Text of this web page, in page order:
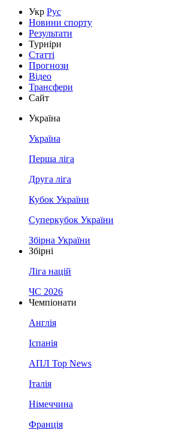
Укр Рус
Новини спорту
Результати
Турніри
Статті
Прогнози
Відео
Трансфери
Сайт
Україна
Україна
Перша ліга
Друга ліга
Кубок України
Суперкубок України
Збірна України
Збірні
Ліга націй
ЧС 2026
Чемпіонати
Англія
Іспанія
АПЛ Top News
Італія
Німеччина
Франція